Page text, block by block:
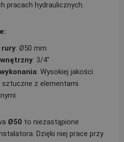
pracach hydraulicznych.
rury: Ø50 mm
: 3/4″
: Wysokiej jakości
z elementami
Ø50 to niezastąpione
Dzięki niej prace przy